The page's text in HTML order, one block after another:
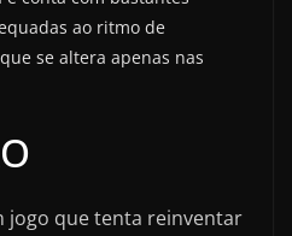
ao ritmo de
se altera apenas nas
jogo que tenta reinventar